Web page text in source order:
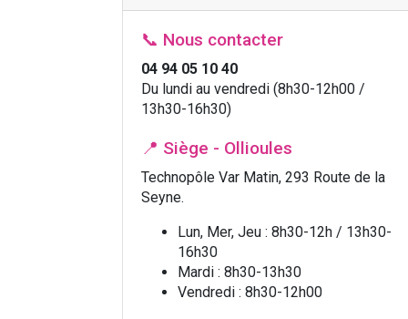
📞 Nous contacter
04 94 05 10 40
Du lundi au vendredi (8h30-12h00 /
13h30-16h30)
📍 Siège - Ollioules
Technopôle Var Matin, 293 Route de la
Seyne.
Lun, Mer, Jeu : 8h30-12h / 13h30-
16h30
Mardi : 8h30-13h30
Vendredi : 8h30-12h00